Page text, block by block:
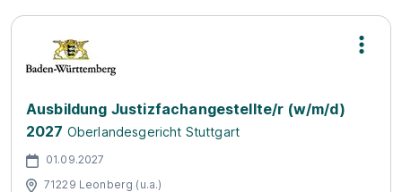
Ausbildung Justizfachangestellte/r (w/m/d)
2027 Oberlandesgericht Stuttgart
01.09.2027
71229 Leonberg (u.a.)